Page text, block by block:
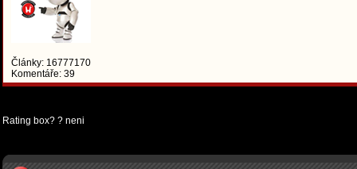
Články: 16777170
Komentáře: 39
Rating box? ? neni